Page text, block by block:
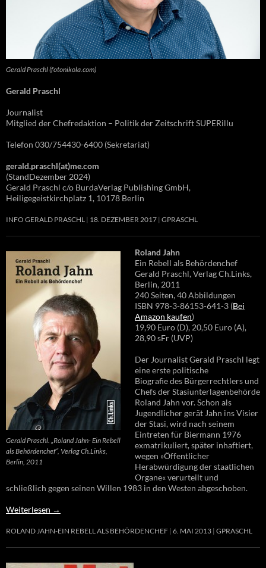
Gerald Praschl (fotonikola.com)
Gerald Praschl
Journalist
Mitglied der Chefredaktion – Politik der Zeitschrift SUPERillu
Telefon 030/754430-6400 (Sekretariat)
gerald.praschl(at)me.com
(StandDezember 2024)
Gerald Praschl c/o BurdaVerlag Publishing GmbH,
Heiligegeistkirchplatz 1, 10178 Berlin
INFO GERALD PRASCHL 18. DEZEMBER 2017 GPRASCHL
Gerald Praschl. „Roland Jahn- Ein Rebell
als Behördenchef“, Verlag Ch.Links,
Berlin, 2011
Roland Jahn
Ein Rebell als Behördenchef
Gerald Praschl, Verlag Ch.Links,
Berlin, 2011
240 Seiten, 40 Abbildungen
ISBN 978-3-86153-641-3 (Bei
Amazon kaufen)
19,90 Euro (D), 20,50 Euro (A),
28,90 sFr (UVP)
Der Journalist Gerald Praschl legt
eine erste politische
Biografie des Bürgerrechtlers und
Chefs der Stasiunterlagenbehörde
Roland Jahn vor. Schon als
Jugendlicher gerät Jahn ins Visier
der Stasi, wird nach seinem
Eintreten für Biermann 1976
exmatrikuliert, später inhaftiert,
wegen »Öffentlicher
Herabwürdigung der staatlichen
Organe« verurteilt und
schließlich gegen seinen Willen 1983 in den Westen abgeschoben.
Weiterlesen →
ROLAND JAHN-EIN REBELL ALS BEHÖRDENCHEF 6. MAI 2013 GPRASCHL